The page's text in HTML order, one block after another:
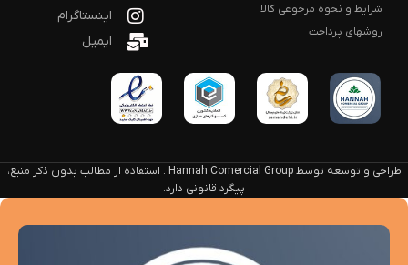
شرایط و نحوه مرجوعی کالا
روشهای پرداخت
اینستاگرام
ایمیل
طراحی و توسعه توسط Hannah Comercial Group . استفاده از مطالب بدون ذکر منبع،
پیگرد قانونی دارد.